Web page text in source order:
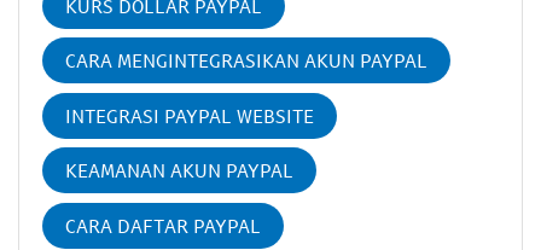
KURS DOLLAR PAYPAL
CARA MENGINTEGRASIKAN AKUN PAYPAL
INTEGRASI PAYPAL WEBSITE
KEAMANAN AKUN PAYPAL
CARA DAFTAR PAYPAL